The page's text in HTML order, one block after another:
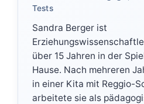
Tests
Sandra Berger ist
über 15 Jahren in der
Hause. Nach mehreren
in einer Kita mit Reggio-
arbeitete sie als